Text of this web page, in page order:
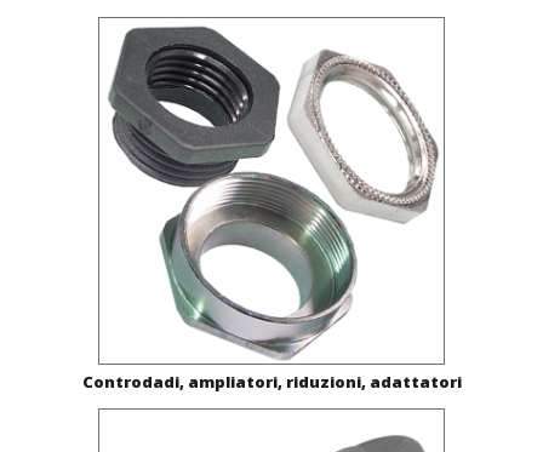
Controdadi, ampliatori, riduzioni, adattatori